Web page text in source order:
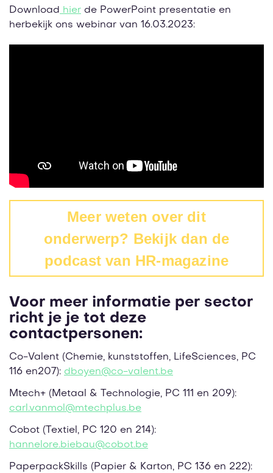
Download hier de PowerPoint presentatie en
herbekijk ons webinar van 16.03.2023:
Meer weten over dit
onderwerp? Bekijk dan de
podcast van HR-magazine
Voor meer informatie per sector
richt je je tot deze
contactpersonen:
Co-Valent (Chemie, kunststoffen, LifeSciences, PC
116 en207): dboyen@co-valent.be
Mtech+ (Metaal & Technologie, PC 111 en 209):
carl.vanmol@mtechplus.be
Cobot (Textiel, PC 120 en 214):
hannelore.biebau@cobot.be
PaperpackSkills (Papier & Karton, PC 136 en 222):